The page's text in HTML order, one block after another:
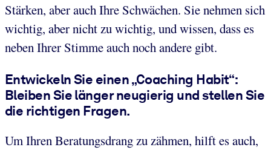
Stärken, aber auch Ihre Schwächen. Sie nehmen sich
wichtig, aber nicht zu wichtig, und wissen, dass es
neben Ihrer Stimme auch noch andere gibt.
Entwickeln Sie einen „Coaching Habit“:
Bleiben Sie länger neugierig und stellen Sie
die richtigen Fragen.
Um Ihren Beratungsdrang zu zähmen, hilft es auch,